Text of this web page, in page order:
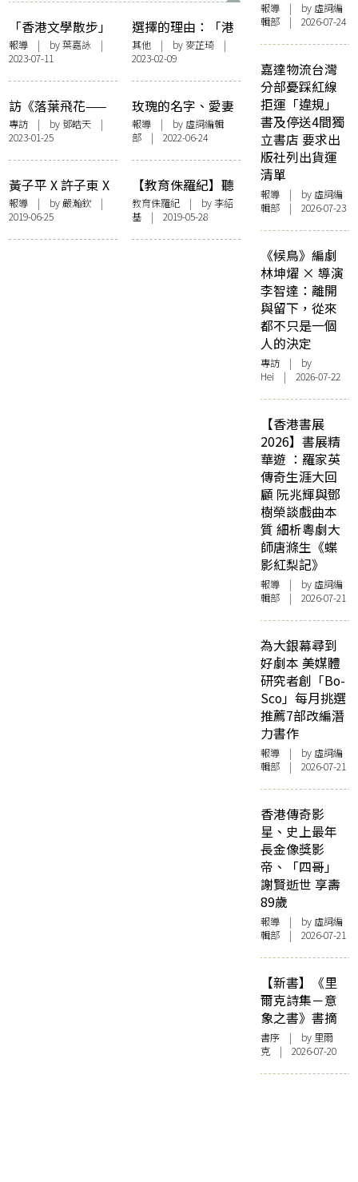
「香港文學散步」
計劃——十年・圓
滿
報導 | by葉嘉詠 |
2023-07-11
選擇的理由：「港
文存檔——香港中
文大學圖書館香港
文學特藏二十周年
展」觀後感
其他| by 麥芷琦|
2023-02-09
訪《落葉飛花——
香港三毫子小說研
究》編者葉倬瑋、
李卓賢——香江東
去浪淘盡：談昔日
香港的「三毫子」
現象
專訪 | by 鄧皓天 |
2023-01-25
玫瑰的名字、愛妻
與命子——董啟章
給黃念欣的〈銀婚
紀念詩〉
報導| by 虛詞編輯
部 | 2022-06-24
黃子平 X 許子東 X
沈雙 X 黃念欣︰在
地因緣研討會之
「小說香港」紀錄
報導 | by 嚴瀚欽 |
2019-06-25
【教育侏羅紀】聽
老師的話──記小
思老師
教育侏羅紀| by 李紹
基| 2019-05-28
報導 | by 虛詞編
輯部 | 2026-07-24
嘉達物流台灣
分部憂踩紅線
拒運「違規」
書及停送4間獨
立書店 要求出
版社列出貨運
清單
報導 | by 虛詞編
輯部 | 2026-07-23
《候鳥》編劇
林坤燿 × 導演
李智達：離開
與留下，從來
都不只是一個
人的決定
專訪 | by
Hei | 2026-07-22
【香港書展
2026】書展精
華遊 ：羅家英
傳奇生涯大回
顧 阮兆輝與鄧
樹榮談戲曲本
質 細析粵劇大
師唐滌生《蝶
影紅梨記》
報導 | by 虛詞編
輯部 | 2026-07-21
為大銀幕尋到
好劇本 美媒體
研究者創「Bo-
Sco」每月挑選
推薦7部改編潛
力書作
報導 | by 虛詞編
輯部 | 2026-07-21
香港傳奇影
星、史上最年
長金像獎影
帝、「四哥」
謝賢逝世 享壽
89歲
報導 | by 虛詞編
輯部 | 2026-07-21
【新書】《里
爾克詩集－意
象之書》書摘
書序 | by 里爾
克 | 2026-07-20